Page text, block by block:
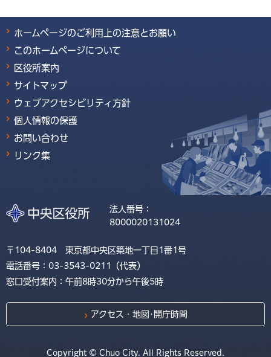
ホームページのご利用上の注意とお願い
このホームページについて
区役所案内
サイトマップ
ウェブアクセシビリティ方針
個人情報の保護
お問い合わせ
リンク集
法人番号：
8000020131024
〒104-8404 東京都中央区築地一丁目1番1号
電話番号：03-3543-0211（代表）
窓口受付案内：午前8時30分から午後5時
アクセス・地図･開庁時間
Copyright © Chuo City. All Rights Reserved.